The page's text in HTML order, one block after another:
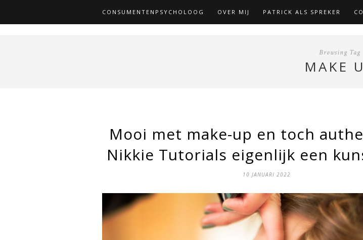
CONSUMENTENPSYCHOLOOG OVER MIJ PATRICK ALS SPREKER
Browsing Tag
MAKE
Mooi met make-up en toch
Nikkie Tutorials eigenlijk een
10 JANUARI 2022